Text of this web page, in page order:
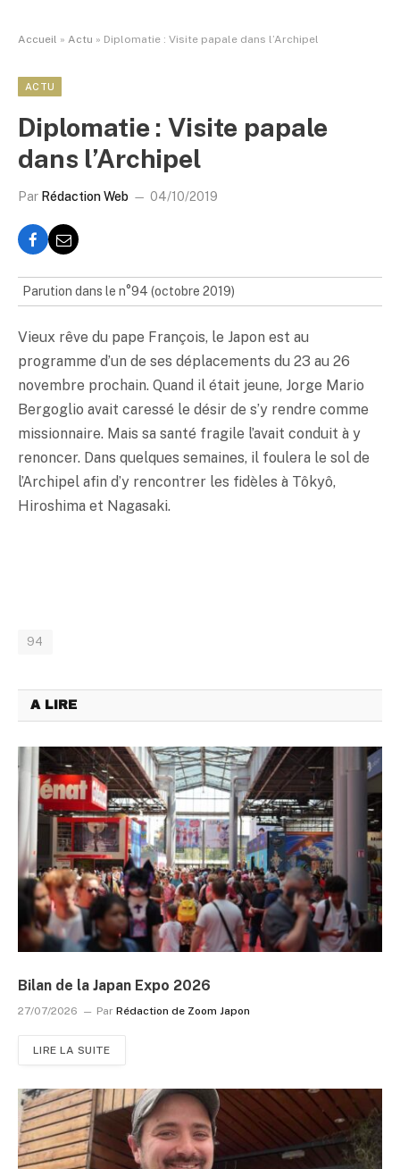
Accueil » Actu » Diplomatie : Visite papale dans l’Archipel
ACTU
Diplomatie : Visite papale
dans l’Archipel
Par Rédaction Web 04/10/2019
Parution dans le n°94 (octobre 2019)
Vieux rêve du pape François, le Japon est au
programme d’un de ses déplacements du 23 au 26
novembre prochain. Quand il était jeune, Jorge Mario
Bergoglio avait caressé le désir de s’y rendre comme
missionnaire. Mais sa santé fragile l’avait conduit à y
renoncer. Dans quelques semaines, il foulera le sol de
l’Archipel afin d’y rencontrer les fidèles à Tôkyô,
Hiroshima et Nagasaki.
94
A LIRE
Bilan de la Japan Expo 2026
27/07/2026 Par Rédaction de Zoom Japon
LIRE LA SUITE